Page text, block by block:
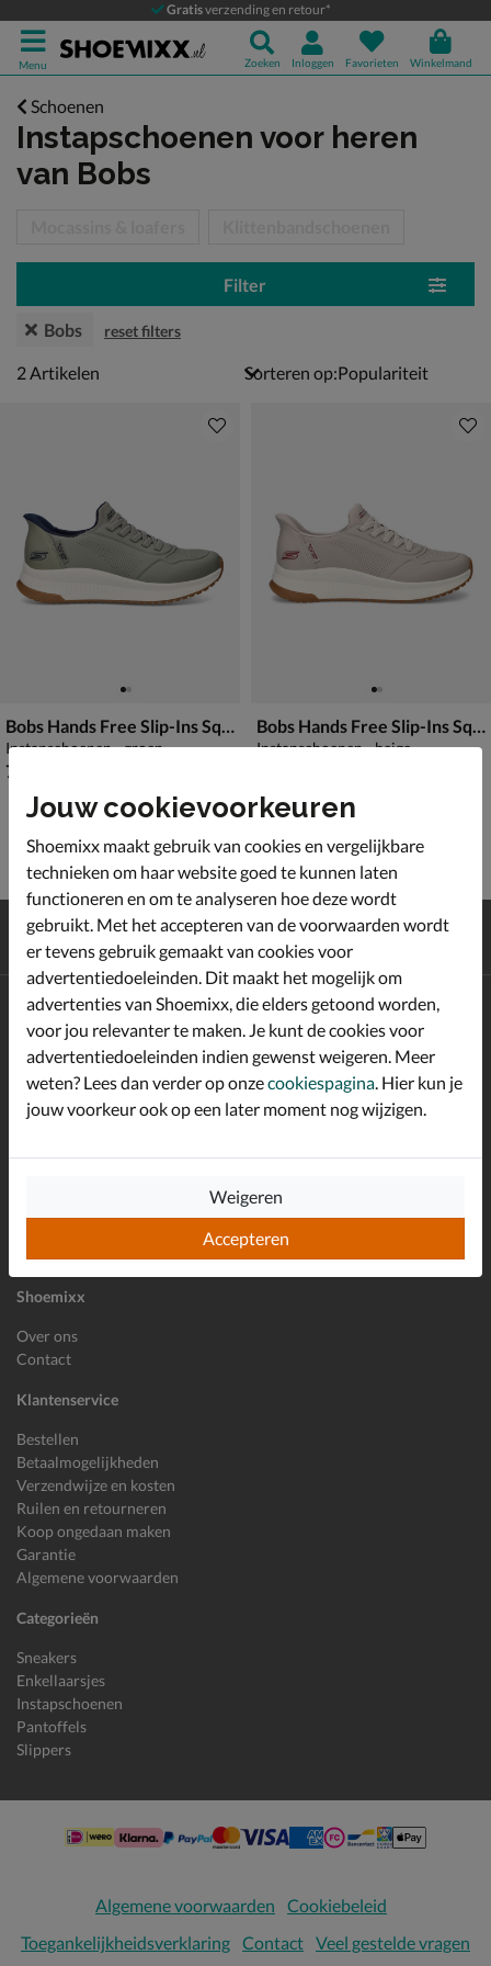
Gratisverzending en retour*
Menu Zoeken Inloggen Favorieten Winkelmand
Schoenen
Instapschoenen voor heren
van Bobs
Filter
Bobs reset filters
2 artikelen
2Artikelen Sorteren op:
Bobs Hands Free Slip-Ins Squad 4
Instapschoenen - groen
€ 79,99
79
Bobs Hands Free Slip-Ins Squad 4
Instapschoenen - beige
Gratisverzending en retour*
Achterafbetalen
Shoemixx
Over ons
Contact
Klantenservice
Bestellen
Betaalmogelijkheden
Verzendwijze en kosten
Ruilen en retourneren
Koop ongedaan maken
Garantie
Algemene voorwaarden
Categorieën
Sneakers
Enkellaarsjes
Instapschoenen
Pantoffels
Slippers
Altijd op de hoogte zijn?
Schrijf je in voor de Shoemixx nieuwsbrief en ontvang €10,-
welkomstkorting!
Inschrijven
Algemene voorwaarden
Cookiebeleid
Toegankelijkheidsverklaring Contact Veel gestelde vragen
Jouw cookievoorkeuren
Shoemixx maakt gebruik van cookies en vergelijkbare
technieken om haar website goed te kunnen laten
functioneren en om te analyseren hoe deze wordt
gebruikt. Met het accepteren van de voorwaarden wordt
er tevens gebruik gemaakt van cookies voor
advertentiedoeleinden. Dit maakt het mogelijk om
advertenties van Shoemixx, die elders getoond worden,
voor jou relevanter te maken. Je kunt de cookies voor
advertentiedoeleinden indien gewenst weigeren. Meer
weten? Lees dan verder op onzecookiespagina. Hier kun je
jouw voorkeur ook op een later moment nog wijzigen.
Accepteren
Weigeren